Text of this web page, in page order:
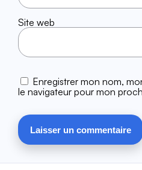
Site web
Enregistrer mon nom,
le navigateur pour mon